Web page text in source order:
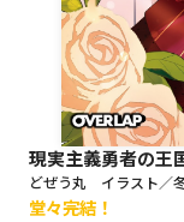
現実主義勇者の王
どぜう丸 イラスト／
堂々完結！